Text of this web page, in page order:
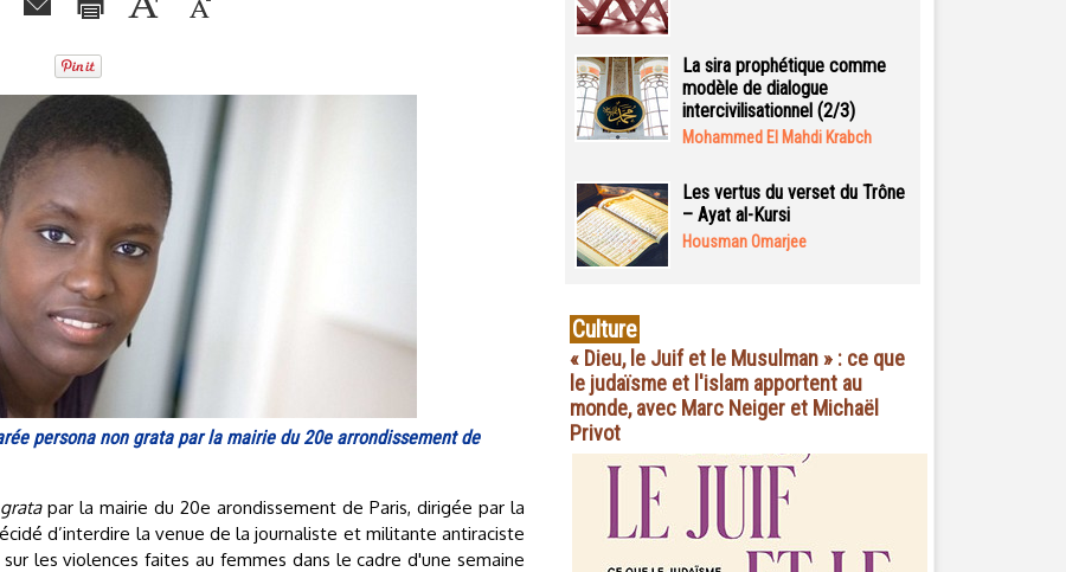
persona non grata par la mairie du 20e arrondissement de
par la mairie du 20e arondissement de Paris, dirigée par la
d’interdire la venue de la journaliste et militante antiraciste
les violences faites au femmes dans le cadre d'une semaine
La sira prophétique comme
modèle de dialogue
intercivilisationnel (2/3)
Mohammed El Mahdi Krabch
Les vertus du verset du Trône
– Ayat al-Kursi
Housman Omarjee
Culture
« Dieu, le Juif et le Musulman » : ce que
le judaïsme et l'islam apportent au
monde, avec Marc Neiger et Michaël
Privot